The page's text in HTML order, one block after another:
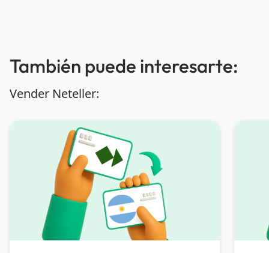
También puede interesarte:
Vender Neteller: